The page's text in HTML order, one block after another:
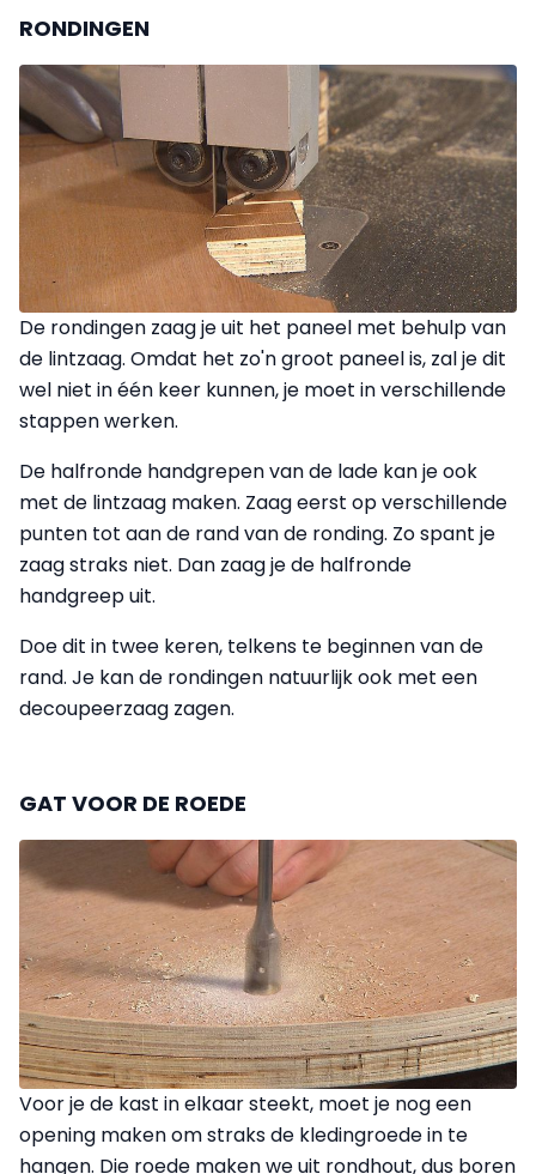
RONDINGEN
De rondingen zaag je uit het paneel met behulp van
de lintzaag. Omdat het zo'n groot paneel is, zal je dit
wel niet in één keer kunnen, je moet in verschillende
stappen werken.
De halfronde handgrepen van de lade kan je ook
met de lintzaag maken. Zaag eerst op verschillende
punten tot aan de rand van de ronding. Zo spant je
zaag straks niet. Dan zaag je de halfronde
handgreep uit.
Doe dit in twee keren, telkens te beginnen van de
rand. Je kan de rondingen natuurlijk ook met een
decoupeerzaag zagen.
GAT VOOR DE ROEDE
Voor je de kast in elkaar steekt, moet je nog een
opening maken om straks de kledingroede in te
hangen. Die roede maken we uit rondhout, dus boren